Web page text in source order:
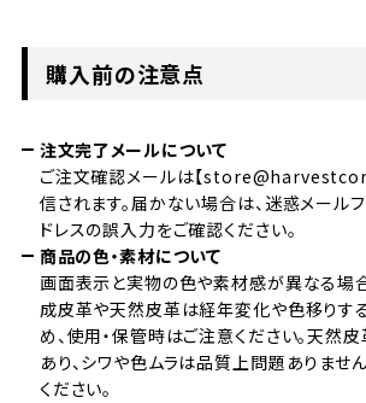
購入前の注意点
注文完了メールについて
ご注文確認メールは【
信されます。届かない場合は、迷惑メール
ドレスの誤入力をご確認ください。
商品の色・素材について
画面表示と実物の色や素材感が異なる場
成皮革や天然皮革は経年変化や色移りす
め、使用・保管時はご注意ください。天然
あり、シワや色ムラは品質上問題ありませ
ください。